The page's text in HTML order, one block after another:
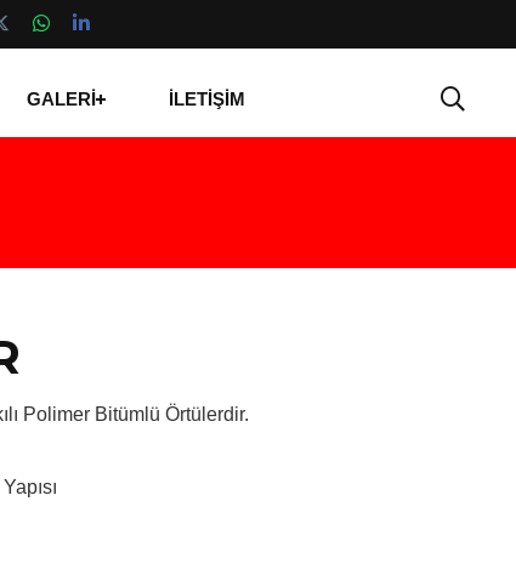
GALERİ İLETİŞİM
Polimer Bitümlü Örtülerdir.